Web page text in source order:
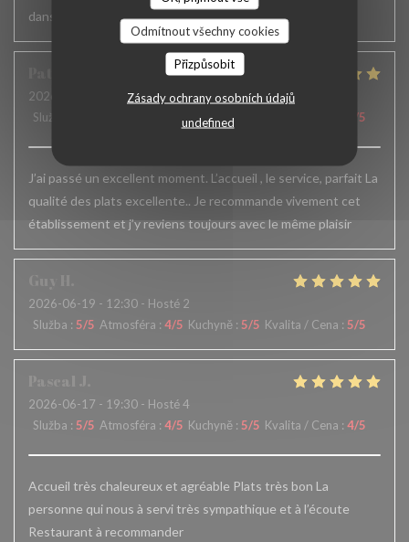
Odmítnout všechny cookies
Přizpůsobit
Zásady ochrany osobních údajů
undefined
dans le service serait appréciable
2026-06-24
- 12:15 - Hosté 6
Služba
Kuchyně: /5
J’ai passé un excellent moment. L’accueil , le service, parfait La
qualité des plats excellente.. Je recommande vivement cet
établissement et j’y reviens toujours avec le même plaisir
2026-06-19 - 12:30 - Hosté 2
Služba : 5/5 Atmosféra : 4/5 Kuchyně : 5/5 Kvalita / Cena : 5/5
2026-06-17 - 19:30 - Hosté 4
Služba : 5/5 Atmosféra : 4/5 Kuchyně : 5/5 Kvalita / Cena : 4/5
Accueil très chaleureux et agréable Plats très bon La
personne qui nous à servi très sympathique et à l’écoute
Restaurant à recommander